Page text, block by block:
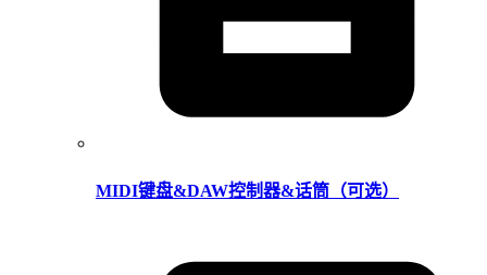
MIDI键盘&DAW控制器&话筒（可选）